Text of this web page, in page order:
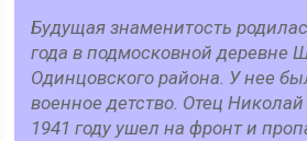
Будущая знаменитость
года в подмосковной деревне
Одинцовского района. У нее
военное детство. Отец
1941 году ушел на фронт и